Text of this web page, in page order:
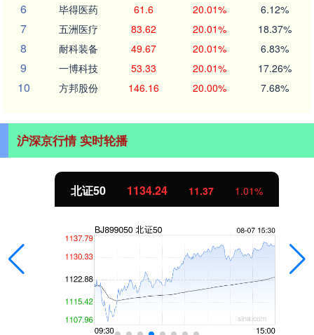
6 毕得医药 61.6 20.01% 6.12%
7 五洲医疗 83.62 20.01% 18.37%
8 耐科装备 49.67 20.01% 6.83%
9 一博科技 53.33 20.01% 17.26%
10 方邦股份 146.16 20.00% 7.68%
沪深京行情 实时轮播
北证50 1134.24 11.37 1.01%